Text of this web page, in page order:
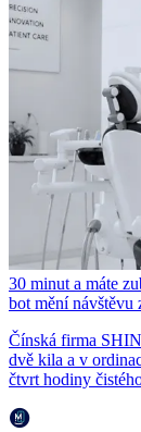
30 minut a máte
bot mění návštěvu
Čínská firma
dvě kila a v
čtvrt hodiny